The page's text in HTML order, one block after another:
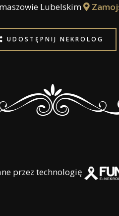
Lubelskim
UDOSTĘPNIJ NEKROLOG
przez technologię